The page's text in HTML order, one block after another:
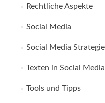
Rechtliche Aspekte
Social Media
Social Media Strategie
Texten in Social Media
Tools und Tipps